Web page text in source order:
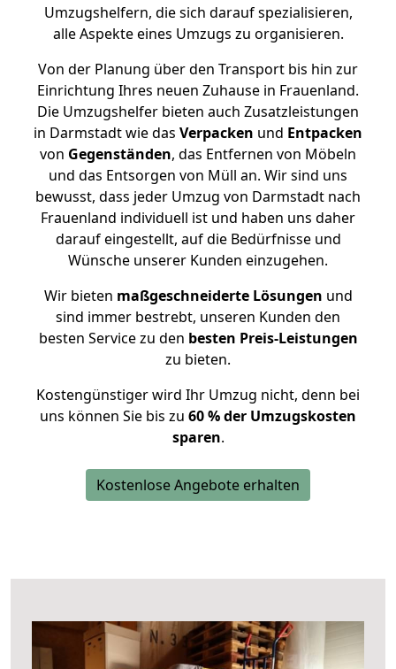
Umzugshelfern, die sich darauf spezialisieren,
alle Aspekte eines Umzugs zu organisieren.
Von der Planung über den Transport bis hin zur
Einrichtung Ihres neuen Zuhause in Frauenland.
Die Umzugshelfer bieten auch Zusatzleistungen
in Darmstadt wie das Verpacken und Entpacken
von Gegenständen, das Entfernen von Möbeln
und das Entsorgen von Müll an. Wir sind uns
bewusst, dass jeder Umzug von Darmstadt nach
Frauenland individuell ist und haben uns daher
darauf eingestellt, auf die Bedürfnisse und
Wünsche unserer Kunden einzugehen.
Wir bieten maßgeschneiderte Lösungen und
sind immer bestrebt, unseren Kunden den
besten Service zu den besten Preis-Leistungen
zu bieten.
Kostengünstiger wird Ihr Umzug nicht, denn bei
uns können Sie bis zu 60 % der Umzugskosten
sparen.
Kostenlose Angebote erhalten